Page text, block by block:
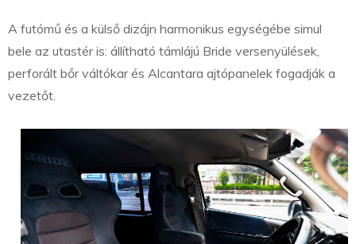
A futómű és a külső dizájn harmonikus egységébe simul
bele az utastér is: állítható támlájú Bride versenyülések,
perforált bőr váltókar és Alcantara ajtópanelek fogadják a
vezetőt.